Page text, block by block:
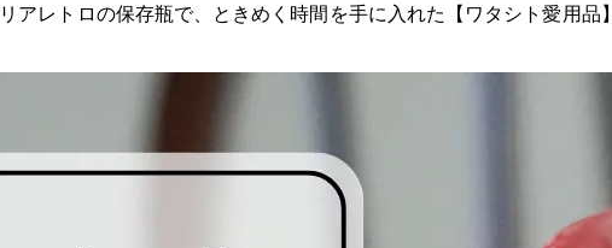
アレトロの保存瓶で、ときめく時間を手に入れた【ワタシト愛用品】